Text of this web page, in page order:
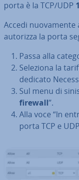
porta è la TCP/UDP
Accedi nuo­va­men­te
autorizza la porta
Passa alla
Seleziona la
dedicato
Sul menu di
firewall”.
Alla voce “In
porta TCP e